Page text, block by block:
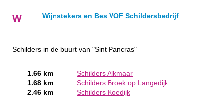
W Wijnstekers en Bes VOF Schildersbedrijf
Schilders in de buurt van "Sint Pancras"
1.66 km
Schilders Alkmaar
1.68 km
Schilders Broek op Langedijk
2.46 km
Schilders Koedijk